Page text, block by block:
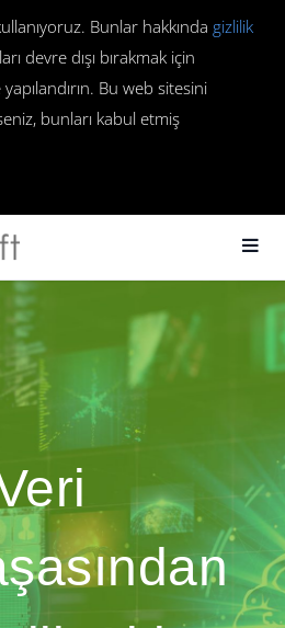
Bunlar hakkında gizlilik
devre dışı bırakmak için
yapılandırın. Bu web sitesini
bunları kabul etmiş